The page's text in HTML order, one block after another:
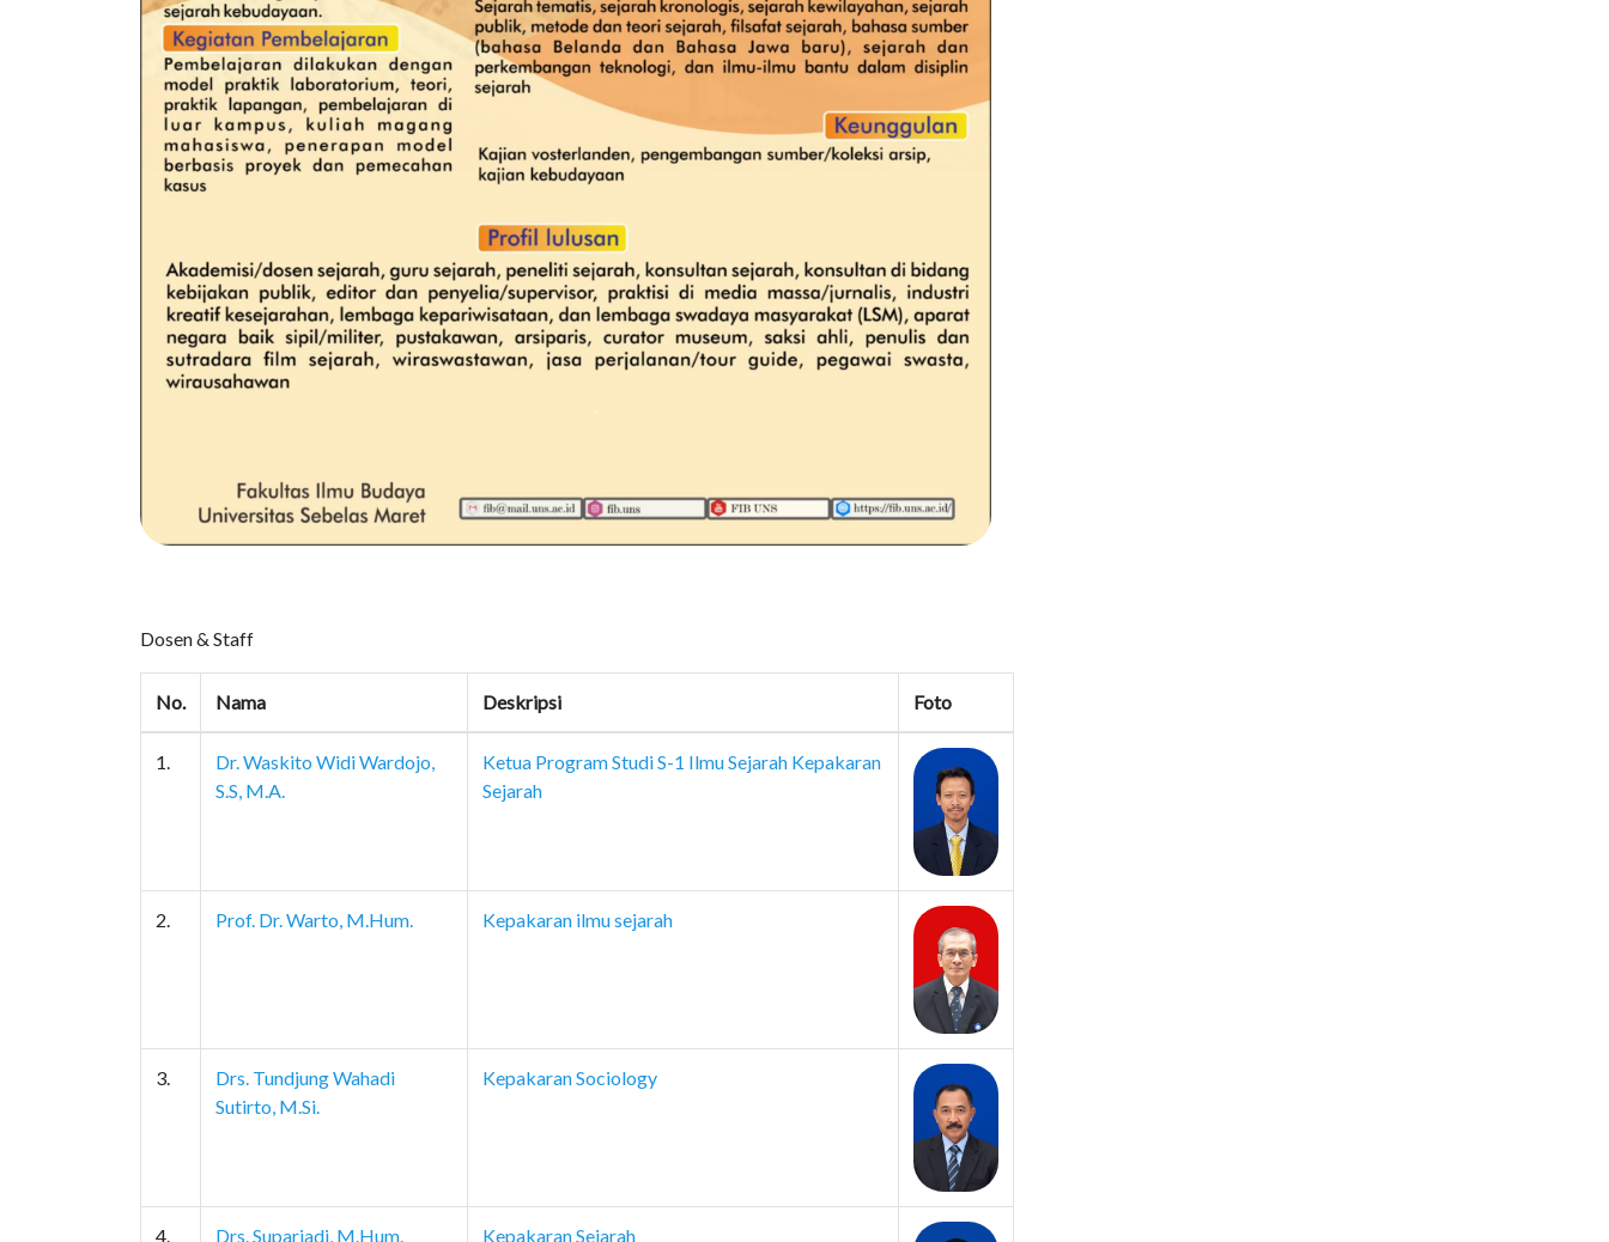
Dosen & Staff
No. Nama Deskripsi Foto
1.
Dr. Waskito Widi Wardojo,
S.S, M.A.
Ketua Program Studi S-1 Ilmu Sejarah Kepakaran
Sejarah
2. Prof. Dr. Warto, M.Hum. Kepakaran ilmu sejarah
3.
Drs. Tundjung Wahadi
Sutirto, M.Si.
Kepakaran Sociology
4. Drs. Supariadi, M.Hum. Kepakaran Sejarah